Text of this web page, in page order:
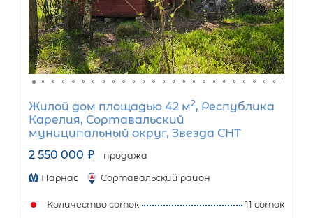
Жилой дом площадью 50 м2,
Ленинградская область,
район, Павловское городское
дачный массив Горы-2, СНТ имени
Фрунзе, 3-я линия, 48
2 200 000 ₽ продажа
Ладожская Кировский ЛО район